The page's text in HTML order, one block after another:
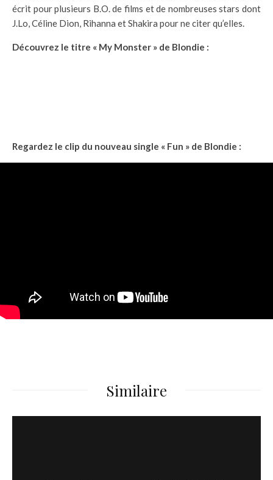
écrit pour plusieurs B.O. de films et de nombreuses stars dont
J.Lo, Céline Dion, Rihanna et Shakira pour ne citer qu’elles.
Découvrez le titre « My Monster » de Blondie :
Regardez le clip du nouveau single « Fun » de Blondie :
Similaire